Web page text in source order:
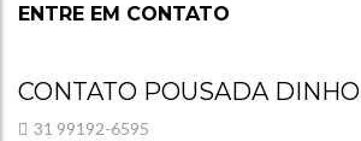
ENTRE EM CONTATO
CONTATO POUSADA DINHO
31 99192-6595